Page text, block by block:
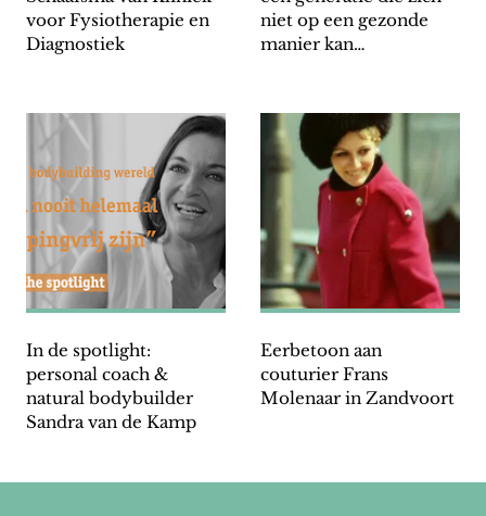
voor Fysiotherapie en
Diagnostiek
niet op een gezonde
manier kan
In de spotlight:
personal coach &
natural bodybuilder
Sandra van de Kamp
Eerbetoon aan
couturier Frans
Molenaar in Zandvoort